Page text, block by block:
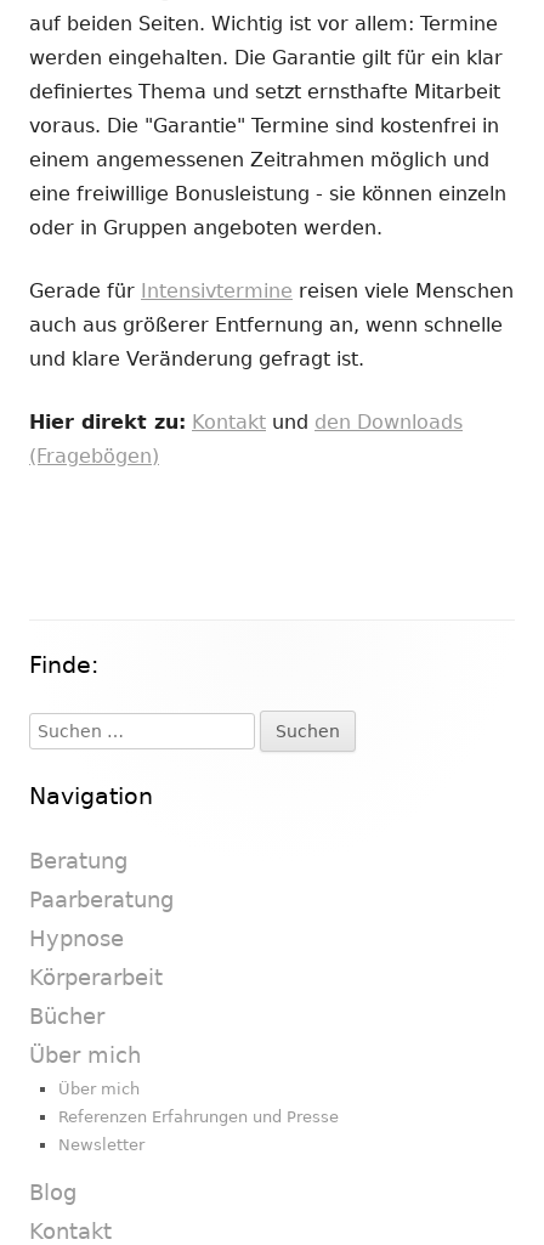
auf beiden Seiten. Wichtig ist vor allem: Termine
werden eingehalten. Die Garantie gilt für ein klar
definiertes Thema und setzt ernsthafte Mitarbeit
voraus. Die "Garantie" Termine sind kostenfrei in
einem angemessenen Zeitrahmen möglich und
eine freiwillige Bonusleistung - sie können einzeln
oder in Gruppen angeboten werden.
Gerade für Intensivtermine reisen viele Menschen
auch aus größerer Entfernung an, wenn schnelle
und klare Veränderung gefragt ist.
Hier direkt zu: Kontakt und den Downloads
(Fragebögen)
Haupt-
Seitenleiste
Finde:
Suchen
nach:
Navigation
Beratung
Paarberatung
Hypnose
Körperarbeit
Bücher
Über mich
Über mich
Referenzen Erfahrungen und Presse
Newsletter
Blog
Kontakt